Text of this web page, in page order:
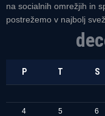
na socialnih omrežjih in
postrežemo v najbolj
P T S
4 5 6